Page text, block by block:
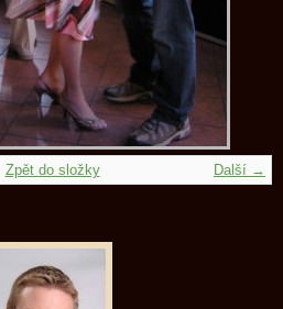
Další →
Zpět do složky